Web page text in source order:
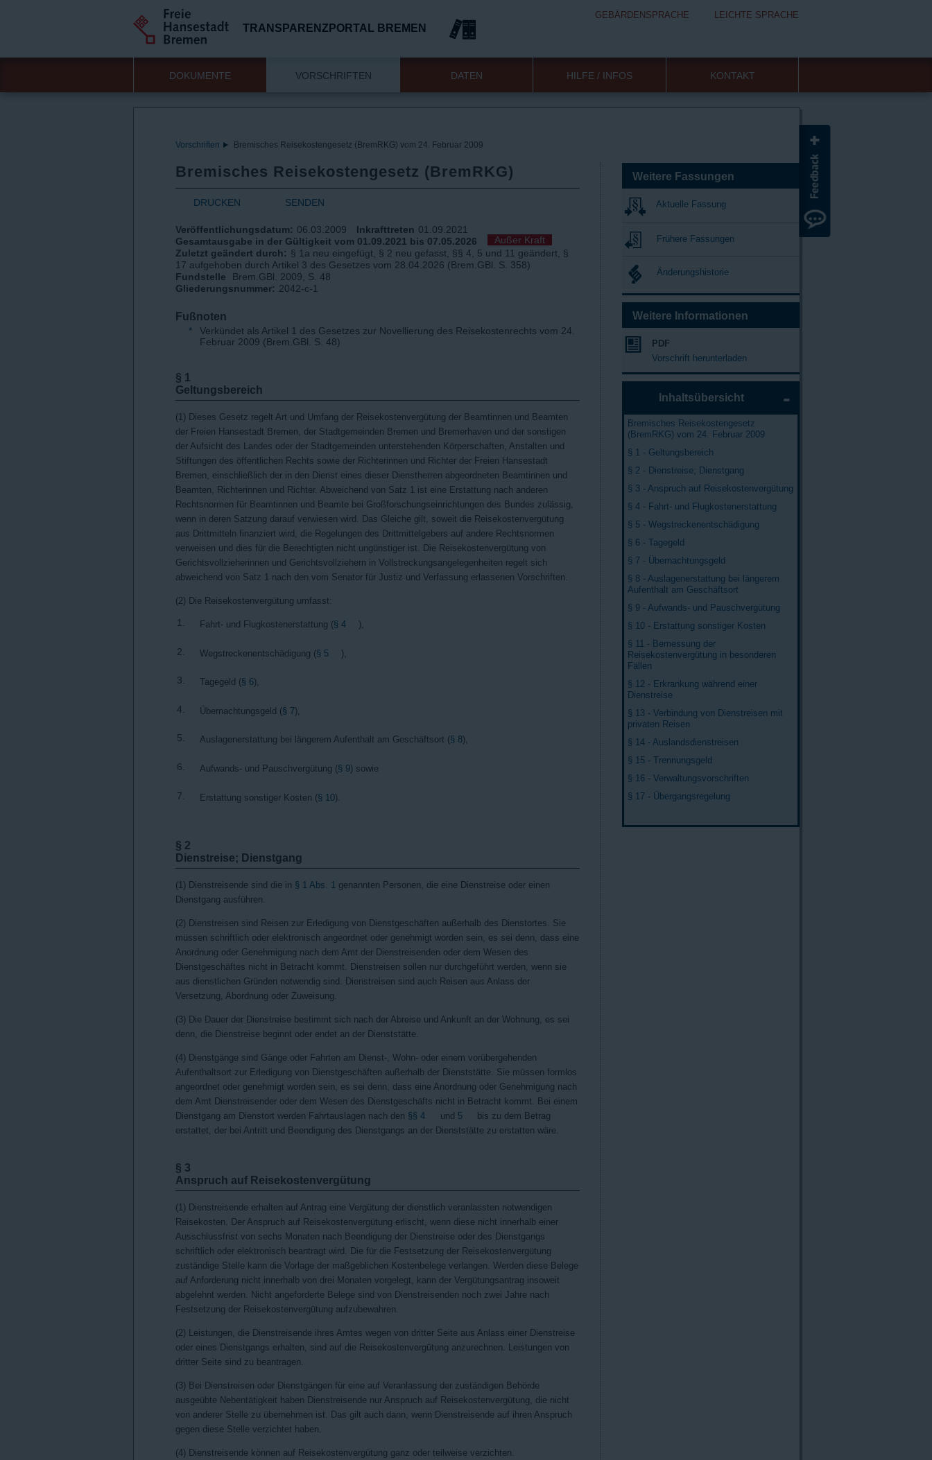
TRANSPARENZPORTAL BREMEN
GEBÄRDENSPRACHE LEICHTE SPRACHE
DOKUMENTE VORSCHRIFTEN DATEN HILFE / INFOS KONTAKT
Vorschriften Bremisches Reisekostengesetz (BremRKG) vom 24. Februar 2009
Bremisches Reisekostengesetz (BremRKG)
DRUCKEN SENDEN
Veröffentlichungsdatum: 06.03.2009 Inkrafttreten 01.09.2021
Gesamtausgabe in der Gültigkeit vom 01.09.2021 bis 07.05.2026
Außer Kraft
Zuletzt geändert durch: § 1a neu eingefügt, § 2 neu gefasst, §§ 4, 5 und 11 geändert, §
17 aufgehoben durch Artikel 3 des Gesetzes vom 28.04.2026 (Brem.GBl. S. 358)
Fundstelle
Brem.GBl. 2009, S. 48
Gliederungsnummer: 2042-c-1
Fußnoten
*
Verkündet als Artikel 1 des Gesetzes zur Novellierung des Reisekostenrechts vom 24.
Februar 2009 (Brem.GBl. S. 48)
§ 1
Geltungsbereich
(1) Dieses Gesetz regelt Art und Umfang der Reisekostenvergütung der Beamtinnen und Beamten
der Freien Hansestadt Bremen, der Stadtgemeinden Bremen und Bremerhaven und der sonstigen
der Aufsicht des Landes oder der Stadtgemeinden unterstehenden Körperschaften, Anstalten und
Stiftungen des öffentlichen Rechts sowie der Richterinnen und Richter der Freien Hansestadt
Bremen, einschließlich der in den Dienst eines dieser Dienstherren abgeordneten Beamtinnen und
Beamten, Richterinnen und Richter. Abweichend von Satz 1 ist eine Erstattung nach anderen
Rechtsnormen für Beamtinnen und Beamte bei Großforschungseinrichtungen des Bundes zulässig,
wenn in deren Satzung darauf verwiesen wird. Das Gleiche gilt, soweit die Reisekostenvergütung
aus Drittmitteln finanziert wird, die Regelungen des Drittmittelgebers auf andere Rechtsnormen
verweisen und dies für die Berechtigten nicht ungünstiger ist. Die Reisekostenvergütung von
Gerichtsvollzieherinnen und Gerichtsvollziehern in Vollstreckungsangelegenheiten regelt sich
abweichend von Satz 1 nach den vom Senator für Justiz und Verfassung erlassenen Vorschriften.
(2) Die Reisekostenvergütung umfasst:
1. Fahrt- und Flugkostenerstattung (§ 4 ),
2. Wegstreckenentschädigung (§ 5 ),
3. Tagegeld (§ 6),
4. Übernachtungsgeld (§ 7),
5. Auslagenerstattung bei längerem Aufenthalt am Geschäftsort (§ 8),
6. Aufwands- und Pauschvergütung (§ 9) sowie
7. Erstattung sonstiger Kosten (§ 10).
§ 2
Dienstreise; Dienstgang
(1) Dienstreisende sind die in § 1 Abs. 1 genannten Personen, die eine Dienstreise oder einen
Dienstgang ausführen.
(2) Dienstreisen sind Reisen zur Erledigung von Dienstgeschäften außerhalb des Dienstortes. Sie
müssen schriftlich oder elektronisch angeordnet oder genehmigt worden sein, es sei denn, dass eine
Anordnung oder Genehmigung nach dem Amt der Dienstreisenden oder dem Wesen des
Dienstgeschäftes nicht in Betracht kommt. Dienstreisen sollen nur durchgeführt werden, wenn sie
aus dienstlichen Gründen notwendig sind. Dienstreisen sind auch Reisen aus Anlass der
Versetzung, Abordnung oder Zuweisung.
(3) Die Dauer der Dienstreise bestimmt sich nach der Abreise und Ankunft an der Wohnung, es sei
denn, die Dienstreise beginnt oder endet an der Dienststätte.
(4) Dienstgänge sind Gänge oder Fahrten am Dienst-, Wohn- oder einem vorübergehenden
Aufenthaltsort zur Erledigung von Dienstgeschäften außerhalb der Dienststätte. Sie müssen formlos
angeordnet oder genehmigt worden sein, es sei denn, dass eine Anordnung oder Genehmigung nach
dem Amt Dienstreisender oder dem Wesen des Dienstgeschäfts nicht in Betracht kommt. Bei einem
Dienstgang am Dienstort werden Fahrtauslagen nach den §§ 4 und 5
bis zu dem Betrag
erstattet, der bei Antritt und Beendigung des Dienstgangs an der Dienststätte zu erstatten wäre.
§ 3
Anspruch auf Reisekostenvergütung
(1) Dienstreisende erhalten auf Antrag eine Vergütung der dienstlich veranlassten notwendigen
Reisekosten. Der Anspruch auf Reisekostenvergütung erlischt, wenn diese nicht innerhalb einer
Ausschlussfrist von sechs Monaten nach Beendigung der Dienstreise oder des Dienstgangs
schriftlich oder elektronisch beantragt wird. Die für die Festsetzung der Reisekostenvergütung
zuständige Stelle kann die Vorlage der maßgeblichen Kostenbelege verlangen. Werden diese Belege
auf Anforderung nicht innerhalb von drei Monaten vorgelegt, kann der Vergütungsantrag insoweit
abgelehnt werden. Nicht angeforderte Belege sind von Dienstreisenden noch zwei Jahre nach
Festsetzung der Reisekostenvergütung aufzubewahren.
(2) Leistungen, die Dienstreisende ihres Amtes wegen von dritter Seite aus Anlass einer Dienstreise
oder eines Dienstgangs erhalten, sind auf die Reisekostenvergütung anzurechnen. Leistungen von
dritter Seite sind zu beantragen.
(3) Bei Dienstreisen oder Dienstgängen für eine auf Veranlassung der zuständigen Behörde
ausgeübte Nebentätigkeit haben Dienstreisende nur Anspruch auf Reisekostenvergütung, die nicht
von anderer Stelle zu übernehmen ist. Das gilt auch dann, wenn Dienstreisende auf ihren Anspruch
gegen diese Stelle verzichtet haben.
(4) Dienstreisende können auf Reisekostenvergütung ganz oder teilweise verzichten.
Weitere Fassungen
Aktuelle Fassung
Frühere Fassungen
Änderungshistorie
Weitere Informationen
PDF
Vorschrift herunterladen
Inhaltsübersicht
Bremisches Reisekostengesetz
(BremRKG) vom 24. Februar 2009
§ 1 - Geltungsbereich
§ 2 - Dienstreise; Dienstgang
§ 3 - Anspruch auf Reisekostenvergütung
§ 4 - Fahrt- und Flugkostenerstattung
§ 5 - Wegstreckenentschädigung
§ 6 - Tagegeld
§ 7 - Übernachtungsgeld
§ 8 - Auslagenerstattung bei längerem
Aufenthalt am Geschäftsort
§ 9 - Aufwands- und Pauschvergütung
§ 10 - Erstattung sonstiger Kosten
§ 11 - Bemessung der
Reisekostenvergütung in besonderen
Fällen
§ 12 - Erkrankung während einer
Dienstreise
§ 13 - Verbindung von Dienstreisen mit
privaten Reisen
§ 14 - Auslandsdienstreisen
§ 15 - Trennungsgeld
§ 16 - Verwaltungsvorschriften
§ 17 - Übergangsregelung